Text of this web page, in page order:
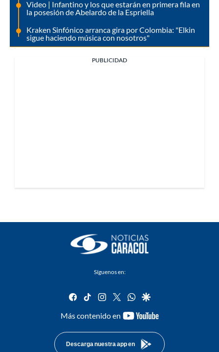
Video | Infantino y los que estarán en primera fila en
la posesión de Abelardo de la Espriella
Kraken Sinfónico arranca gira por Colombia: "Elkin
sigue haciendo música con nosotros"
PUBLICIDAD
Síguenos en:
facebook
tiktok instagram
twitterwhatsapp
google
Más contenido en
youtube-
Descarga nuestra app en